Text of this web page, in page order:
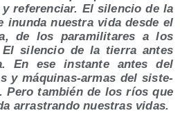
refe­ren­ciar. El silen­cio de la
inun­da nues­tra vida des­de el
de los para­mi­li­ta­res a los
silen­cio de la tie­rra antes
En ese ins­tan­te antes del
y máqui­nas-armas del sis­te­
Pero tam­bién de los ríos que
arras­tran­do nues­tras vidas.